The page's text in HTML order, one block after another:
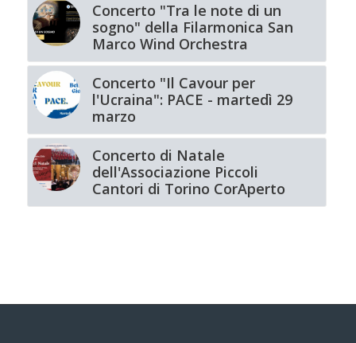
Concerto "Tra le note di un
sogno" della Filarmonica San
Marco Wind Orchestra
Concerto "Il Cavour per
l'Ucraina": PACE - martedì 29
marzo
Concerto di Natale
dell'Associazione Piccoli
Cantori di Torino CorAperto